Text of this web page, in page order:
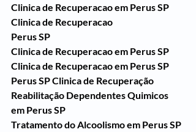
Clinica de Recuperacao em Perus SP
Clinica de Recuperacao
Perus SP
Clinica de Recuperacao em Perus SP
Clinica de Recuperacao em Perus SP
Perus SP Clinica de Recuperação
Reabilitação Dependentes Quimicos
em Perus SP
Tratamento do Alcoolismo em Perus SP